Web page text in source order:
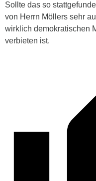
Sollte das so
von Herrn Möllers sehr
wirklich demokratischen
verbieten ist.